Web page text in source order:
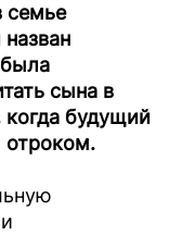
семье
сына в
когда будущий